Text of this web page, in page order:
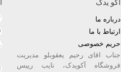
آکو یدک
درباره ما
ارتباط با ما
حریم خصوصی
جناب اقای رحیم یعقوبلو مدیریت
فروشگاه آکویدک، نایب رییس